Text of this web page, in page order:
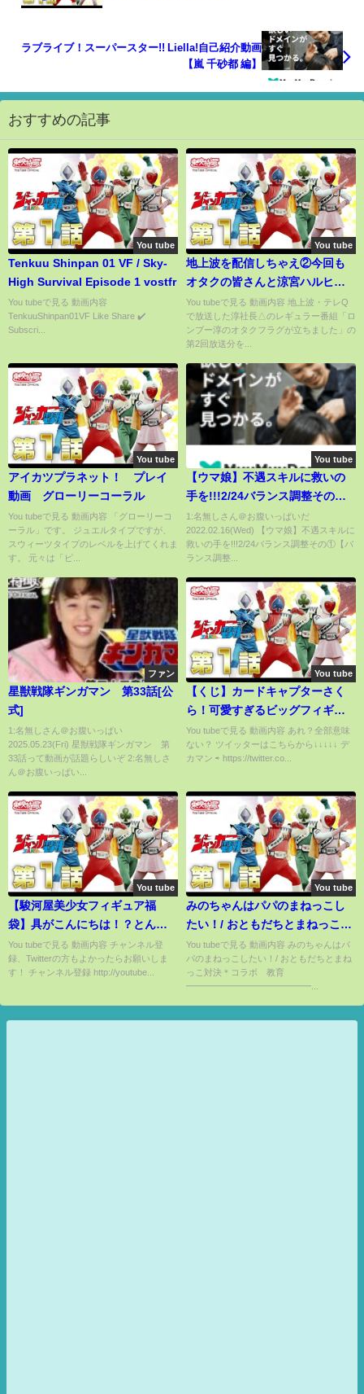
ラブライブ！スーパースター!! Liella!自己紹介動画
【嵐 千砂都 編】
おすすめの記事
You tube
Tenkuu Shinpan 01 VF / Sky-
High Survival Episode 1 vostfr
You tubeで見る 動画内容
TenkuuShinpan01VF Like Share ✔️
Subscri...
You tube
地上波を配信しちゃえ②今回も
オタクの皆さんと涼宮ハルヒを
語る
You tubeで見る 動画内容 地上波・テレQ
で放送した淳社長△のレギュラー番組「ロ
ンブー淳のオタクフラグが立ちました」の
第2回放送分を...
You tube
アイカツプラネット！ プレイ
動画 グローリーコーラル
You tubeで見る 動画内容 「グローリーコ
ーラル」です。 ジュエルタイプですが、
スウィーツタイプのレベルを上げてくれま
す。 元々は「ピ...
You tube
【ウマ娘】不遇スキルに救いの
手を!!!2/24バランス調整その
①【バランス調整】
1:名無しさん＠お腹いっぱいだ
2022.02.16(Wed) 【ウマ娘】不遇スキルに
救いの手を!!!2/24バランス調整その①【バ
ランス調整...
ファン
星獣戦隊ギンガマン 第33話[公
式]
1:名無しさん＠お腹いっぱい
2025.05.23(Fri) 星獣戦隊ギンガマン 第
33話って動画が話題らしいぞ 2:名無しさ
ん＠お腹いっぱい...
You tube
【くじ】カードキャプターさく
ら！可愛すぎるビッグフィギュ
アを当てろ！（オンラインガシ
ャ、一番くじ、CCさくら、ガチ
ャポン）
You tubeで見る 動画内容 あれ？全部意味
ない？ ツイッターはこちらから↓↓↓↓↓ デ
カマン ⇨ https://twitter.co...
You tube
【駿河屋美少女フィギュア福
袋】具がこんにちは！？とんで
もないフィギュアが入ってい
た！！
You tubeで見る 動画内容 チャンネル登
録、Twitterの方もよかったらお願いしま
す！ チャンネル登録 http://youtube...
You tube
みのちゃんはパパのまねっこし
たい！/ おともだちとまねっこ対
決＊コラボ 教育
You tubeで見る 動画内容 みのちゃんはパ
パのまねっこしたい！/ おともだちとまね
っこ対決＊コラボ 教育
━━━━━━━━━━━━━━...